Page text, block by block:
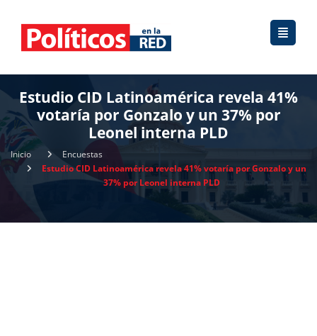
Estudio CID Latinoamérica revela 41%
votaría por Gonzalo y un 37% por
Leonel interna PLD
Inicio
Encuestas
Estudio CID Latinoamérica revela 41% votaría por Gonzalo y un
37% por Leonel interna PLD